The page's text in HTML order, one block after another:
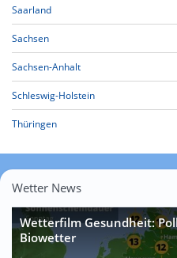
Saarland
Sachsen
Sachsen-Anhalt
Schleswig-Holstein
Thüringen
Wetter News
Wetterfilm Gesundheit:
Biowetter